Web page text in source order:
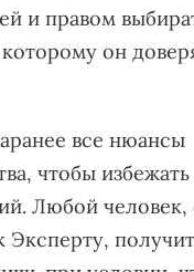
и правом
которому он
все нюансы
чтобы избежать
Любой человек,
Эксперту,